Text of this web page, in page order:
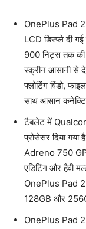
OnePlus Pad 2
LCD डिस्प्ले दी
900 निट्स तक की
स्क्रीन आसानी से
फ्लोटिंग विंडो,
साथ आसान
टैबलेट में
प्रोसेसर दिया
Adreno 750
एडिटिंग और हैवी
OnePlus Pad
128GB और
OnePlus Pad 2